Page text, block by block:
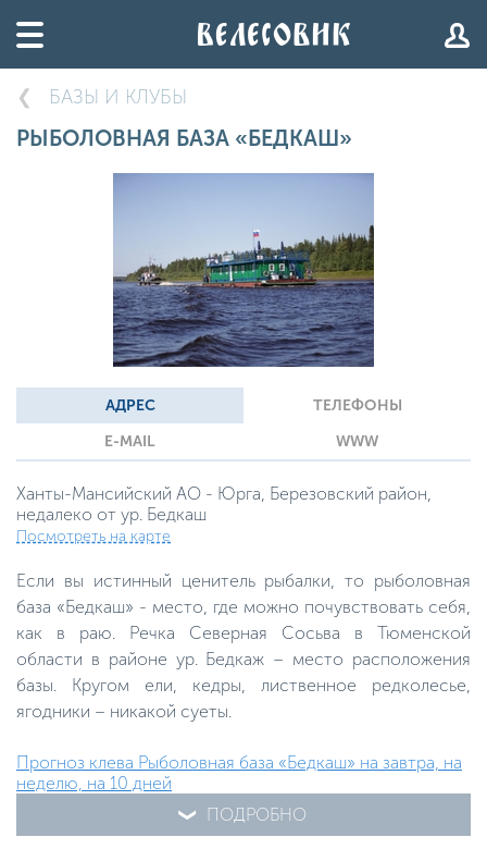
БАЗЫ И КЛУБЫ
РЫБОЛОВНАЯ БАЗА «БЕДКАШ»
АДРЕС
ТЕЛЕФОНЫ
E-MAIL
WWW
Ханты-Мансийский АО - Юрга, Березовский район,
недалеко от ур. Бедкаш
Посмотреть на карте
Если вы истинный ценитель рыбалки, то рыболовная
база «Бедкаш» - место, где можно почувствовать себя,
как в раю. Речка Северная Сосьва в Тюменской
области в районе ур. Бедкаж – место расположения
базы. Кругом ели, кедры, лиственное редколесье,
ягодники – никакой суеты.
Прогноз клева Рыболовная база «Бедкаш» на завтра, на
неделю, на 10 дней
ПОДРОБНО